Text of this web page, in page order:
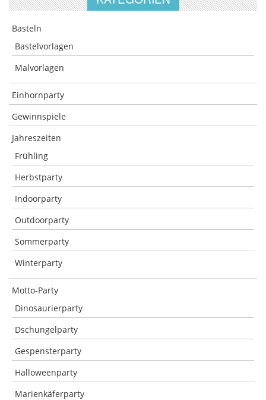
Basteln
Bastelvorlagen
Malvorlagen
Einhornparty
Gewinnspiele
Jahreszeiten
Frühling
Herbstparty
Indoorparty
Outdoorparty
Sommerparty
Winterparty
Motto-Party
Dinosaurierparty
Dschungelparty
Gespensterparty
Halloweenparty
Marienkäferparty